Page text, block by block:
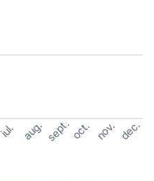
iul. aug. sept. oct. nov. dec.